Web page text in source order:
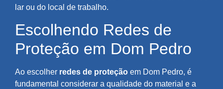
lar ou do local de trabalho.
Escolhendo Redes de
Proteção em Dom Pedro
Ao escolher redes de proteção em Dom Pedro, é
fundamental considerar a qualidade do material e a